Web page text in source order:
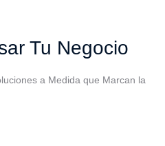
Tu Negocio
a Medida que Marcan la